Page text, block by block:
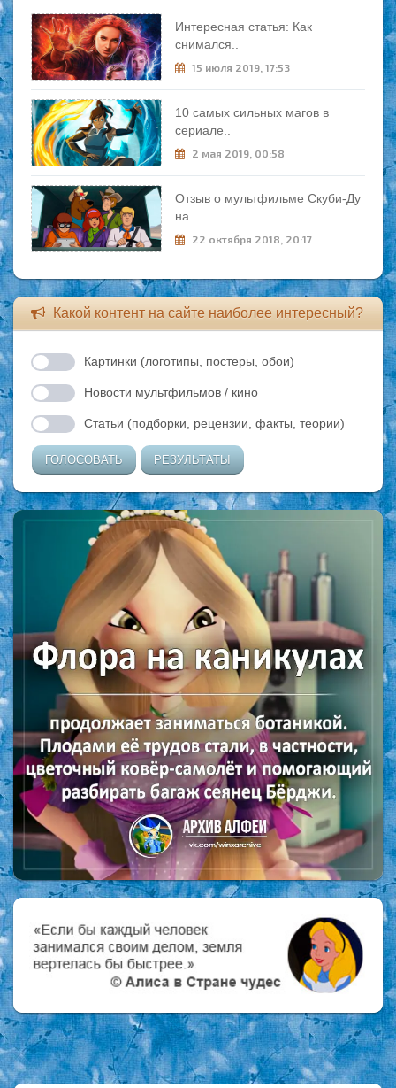
Интересная статья: Как
снимался..
15 июля 2019, 17:53
10 самых сильных магов в
сериале..
2 мая 2019, 00:58
Отзыв о мультфильме Скуби-Ду
на..
22 октября 2018, 20:17
Какой контент на сайте наиболее интересный?
Картинки (логотипы, постеры, обои)
Новости мультфильмов / кино
Статьи (подборки, рецензии, факты, теории)
ГОЛОСОВАТЬ РЕЗУЛЬТАТЫ